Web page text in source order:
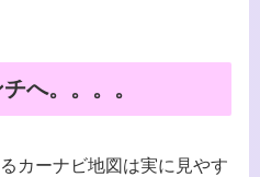
へ。。。。
カーナビ地図は実に見やす